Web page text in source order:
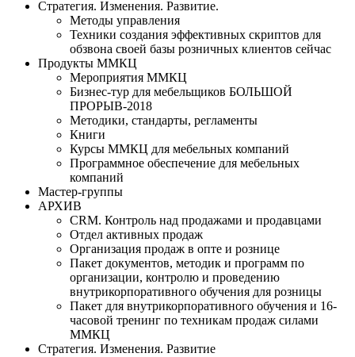
Стратегия. Изменения. Развитие.
Методы управления
Техники создания эффективных скриптов для
обзвона своей базы розничных клиентов сейчас
Продукты ММКЦ
Мероприятия ММКЦ
Бизнес-тур для мебельщиков БОЛЬШОЙ
ПРОРЫВ-2018
Методики, стандарты, регламенты
Книги
Курсы ММКЦ для мебельных компаний
Программное обеспечение для мебельных
компаний
Мастер-группы
АРХИВ
CRM. Контроль над продажами и продавцами
Отдел активных продаж
Организация продаж в опте и рознице
Пакет документов, методик и программ по
организации, контролю и проведению
внутрикорпоративного обучения для розницы
Пакет для внутрикорпоративного обучения и 16-
часовой тренинг по техникам продаж силами
ММКЦ
Стратегия. Изменения. Развитие